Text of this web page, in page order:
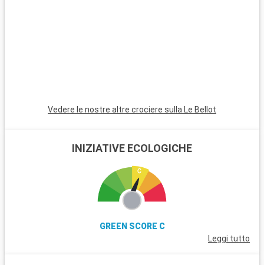
Vedere le nostre altre crociere sulla Le Bellot
INIZIATIVE ECOLOGICHE
GREEN SCORE C
Leggi tutto